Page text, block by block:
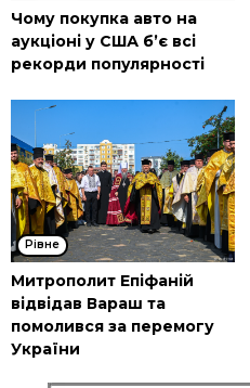
Чому покупка авто на
аукціоні у США б’є всі
рекорди популярності
Рівне
Митрополит Епіфаній
відвідав Вараш та
помолився за перемогу
України